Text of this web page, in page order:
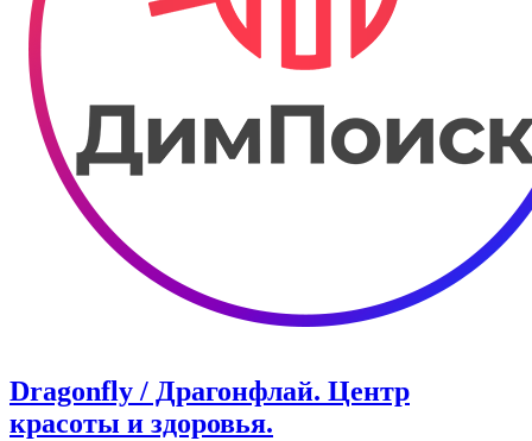
Dragonfly / Драгонфлай. Центр
красоты и здоровья.